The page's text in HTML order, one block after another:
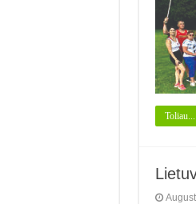
Toliau...